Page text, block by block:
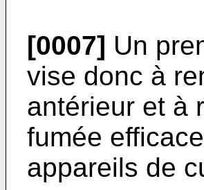
[0007] Un
vise donc à
antérieur et à
fumée
appareils de